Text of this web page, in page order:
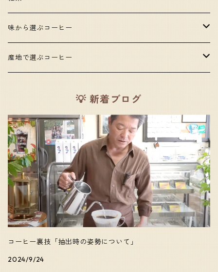
味から選ぶコーヒー
甘いコーヒー
酸味のあるコーヒー
口当たりの良いコーヒー
苦味のあるコーヒー
香りの良いコーヒー
キャラクターの強いコーヒー
産地で選ぶコーヒー
東南アジア
中央・南アメリカ
💡 新着ブログ
コーヒー裏技「抽出時の姿勢について」
2024/9/24